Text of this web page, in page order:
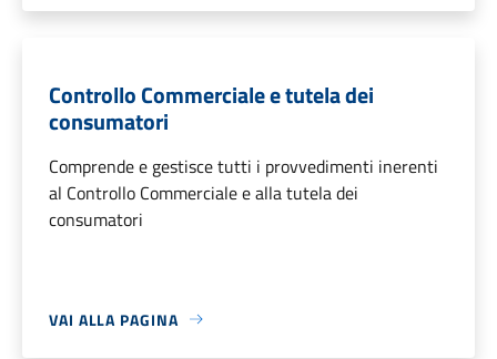
Controllo Commerciale e tutela dei
consumatori
Comprende e gestisce tutti i provvedimenti inerenti
al Controllo Commerciale e alla tutela dei
consumatori
VAI ALLA PAGINA